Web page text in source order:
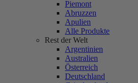
Piemont
Abruzzen
Apulien
Alle Produkte
Rest der Welt
Argentinien
Australien
Österreich
Deutschland